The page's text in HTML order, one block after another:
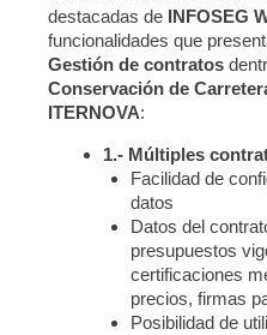
destacadas de INFOSEG
funcionalidades que
Gestión de contratos
Conservación de
ITERNOVA:
1.- Múltiples
Facilidad de
datos
Datos del
presupuestos
certificaciones
precios, firmas
Posibilidad de